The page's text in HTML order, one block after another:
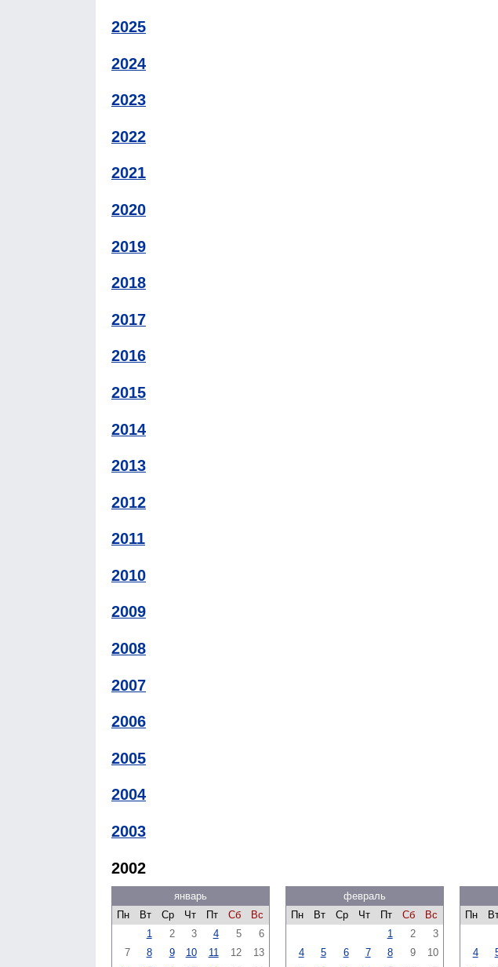
2025
2024
2023
2022
2021
2020
2019
2018
2017
2016
2015
2014
2013
2012
2011
2010
2009
2008
2007
2006
2005
2004
2003
2002
январь
Пн
Вт Ср Чт Пт Сб
Вс
1
2 3 4 5
6
7
8 9 10 11 12
13
февраль
Пн
Вт Ср Чт Пт Сб
Вс
1
2
3
4
5 6 7 8 9
10
Пн
4